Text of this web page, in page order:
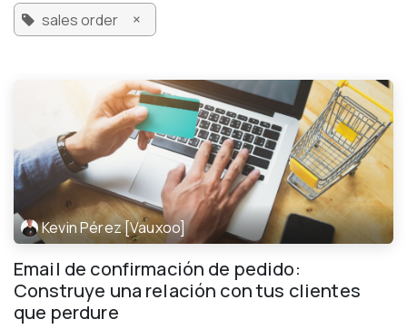
sales order ×
Kevin Pérez [Vauxoo]
Email de confirmación de pedido:
Construye una relación con tus clientes
que perdure